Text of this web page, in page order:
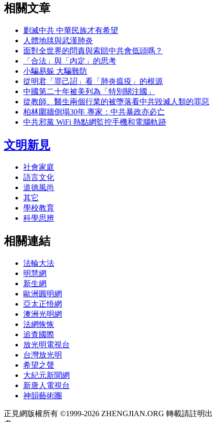
相關文章
剿滅中共 中華民族才有希望
人體地毯與武漢肺炎
面對全世界的問責與索賠中共會低頭嗎？
「合法」與「內定」的思考
小騙易躲 大騙難防
從明君「罪己詔」看「肺炎瘟疫」的根源
中國第二十年被美列為「特別關注國」
從教師、醫生兩個行業的被墮落看中共毀滅人類的罪惡
柏林圍牆倒塌30年 專家：中共暴政亦必亡
中共邪黨 WiFi 熱點網監控手機和電腦軌跡
文明新見
社會家庭
語言文化
道德風尚
其它
學校教育
科學思辨
相關連結
法輪大法
明慧網
新生網
歐洲圓明網
亞太正悟網
澳洲光明網
法網恢恢
追查國際
放光明電視台
台灣放光明
希望之聲
大紀元新聞網
新唐人電視台
神韻藝術團
正見網版權所有 ©1999-2026 ZHENGJIAN.ORG 轉載請註明出